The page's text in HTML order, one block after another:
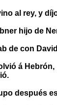
al rey, y
hijo de
de con
á
después